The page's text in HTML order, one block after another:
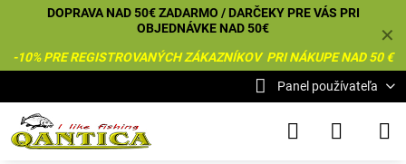
✕
DOPRAVA NAD 50€ ZADARMO / DARČEKY PRE VÁS PRI
OBJEDNÁVKE NAD 50€
-10% PRE REGISTROVANÝCH ZÁKAZNÍKOV PRI NÁKUPE NAD 50 €
Panel používateľa